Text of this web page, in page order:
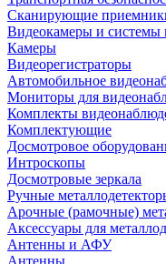
Сканирующие
Видеокамеры и системы
Камеры
Видеорегистраторы
Автомобильное
Мониторы для
Комплекты
Комплектующие
Досмотровое
Интроскопы
Досмотровые зеркала
Ручные
Арочные (рамочные)
Аксессуары для
Антенны и АФУ
Антенны